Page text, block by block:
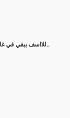
للااسف ببقي في غاية الاسف لما الاقي مهندس عارف يعني ايه اوتوكاد وميعرفش عني ايه ريفيت..